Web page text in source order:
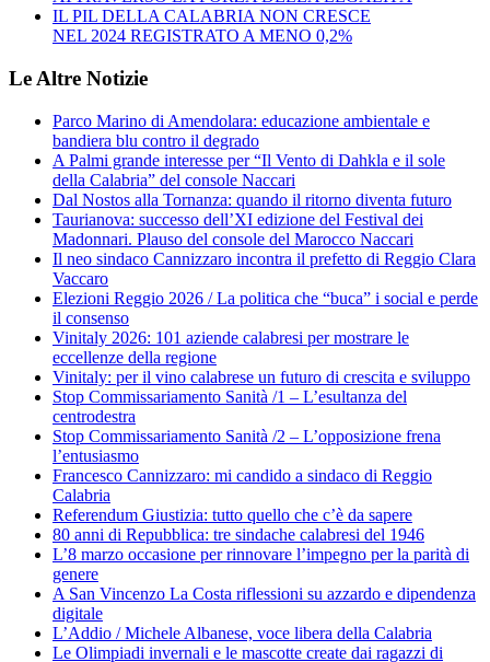
IL PIL DELLA CALABRIA NON CRESCE
NEL 2024 REGISTRATO A MENO 0,2%
Le Altre Notizie
Parco Marino di Amendolara: educazione ambientale e
bandiera blu contro il degrado
A Palmi grande interesse per “Il Vento di Dahkla e il sole
della Calabria” del console Naccari
Dal Nostos alla Tornanza: quando il ritorno diventa futuro
Taurianova: successo dell’XI edizione del Festival dei
Madonnari. Plauso del console del Marocco Naccari
Il neo sindaco Cannizzaro incontra il prefetto di Reggio Clara
Vaccaro
Elezioni Reggio 2026 / La politica che “buca” i social e perde
il consenso
Vinitaly 2026: 101 aziende calabresi per mostrare le
eccellenze della regione
Vinitaly: per il vino calabrese un futuro di crescita e sviluppo
Stop Commissariamento Sanità /1 – L’esultanza del
centrodestra
Stop Commissariamento Sanità /2 – L’opposizione frena
l’entusiasmo
Francesco Cannizzaro: mi candido a sindaco di Reggio
Calabria
Referendum Giustizia: tutto quello che c’è da sapere
80 anni di Repubblica: tre sindache calabresi del 1946
L’8 marzo occasione per rinnovare l’impegno per la parità di
genere
A San Vincenzo La Costa riflessioni su azzardo e dipendenza
digitale
L’Addio / Michele Albanese, voce libera della Calabria
Le Olimpiadi invernali e le mascotte create dai ragazzi di